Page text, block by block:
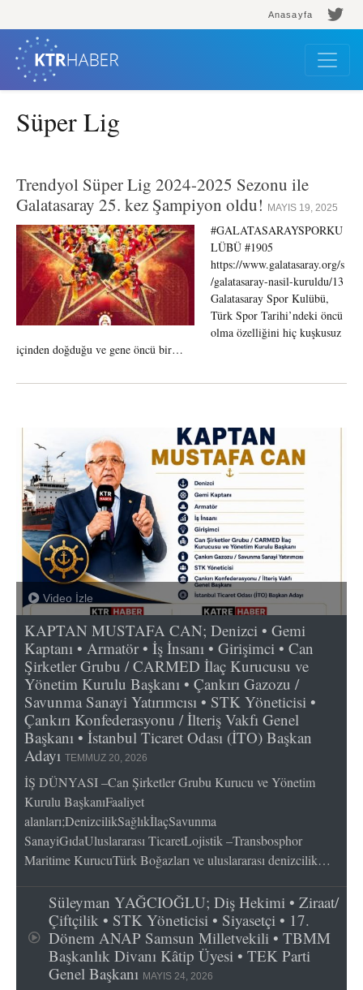
Anasayfa
Süper Lig
Trendyol Süper Lig 2024-2025 Sezonu ile
Galatasaray 25. kez Şampiyon oldu!
MAYIS 19, 2025
#GALATASARAYSPORKU
LÜBÜ #1905
https://www.galatasaray.org/s
/galatasaray-nasil-kuruldu/13
Galatasaray Spor Kulübü,
Türk Spor Tarihi’ndeki öncü
olma özelliğini hiç kuşkusuz
içinden doğduğu ve gene öncü bir…
Video İzle
KAPTAN MUSTAFA CAN; Denizci • Gemi
Kaptanı • Armatör • İş İnsanı • Girişimci • Can
Şirketler Grubu / CARMED İlaç Kurucusu ve
Yönetim Kurulu Başkanı • Çankırı Gazozu /
Savunma Sanayi Yatırımcısı • STK Yöneticisi •
Çankırı Konfederasyonu / İlteriş Vakfı Genel
Başkanı • İstanbul Ticaret Odası (İTO) Başkan
Adayı TEMMUZ 20, 2026
İŞ DÜNYASI –Can Şirketler Grubu Kurucu ve Yönetim
Kurulu BaşkanıFaaliyet
alanları;DenizcilikSağlıkİlaçSavunma
SanayiGıdaUluslararası TicaretLojistik –Transbosphor
Maritime KurucuTürk Boğazları ve uluslararası denizcilik…
Süleyman YAĞCIOĞLU; Diş Hekimi • Ziraat/
Çiftçilik • STK Yöneticisi • Siyasetçi • 17.
Dönem ANAP Samsun Milletvekili • TBMM
Başkanlık Divanı Kâtip Üyesi • TEK Parti
Genel Başkanı MAYIS 24, 2026